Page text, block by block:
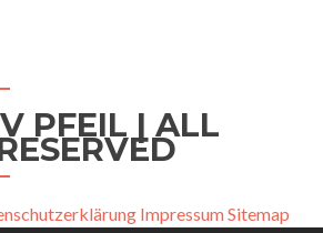
PFEIL | ALL
ImpressumSitemap